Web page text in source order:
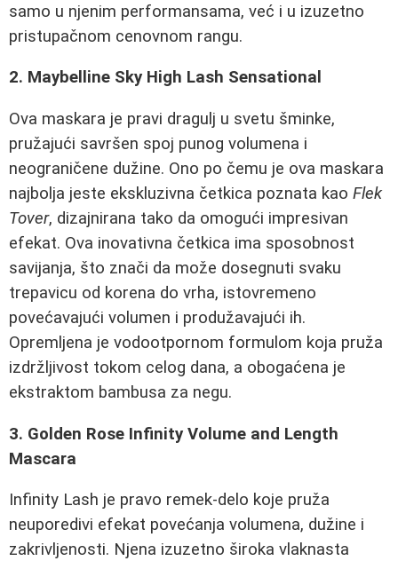
samo u njenim performansama, već i u izuzetno
pristupačnom cenovnom rangu.
2. Maybelline Sky High Lash Sensational
Ova maskara je pravi dragulj u svetu šminke,
pružajući savršen spoj punog volumena i
neograničene dužine. Ono po čemu je ova maskara
najbolja jeste ekskluzivna četkica poznata kao Flek
Tover, dizajnirana tako da omogući impresivan
efekat. Ova inovativna četkica ima sposobnost
savijanja, što znači da može dosegnuti svaku
trepavicu od korena do vrha, istovremeno
povećavajući volumen i produžavajući ih.
Opremljena je vodootpornom formulom koja pruža
izdržljivost tokom celog dana, a obogaćena je
ekstraktom bambusa za negu.
3. Golden Rose Infinity Volume and Length
Mascara
Infinity Lash je pravo remek-delo koje pruža
neuporedivi efekat povećanja volumena, dužine i
zakrivljenosti. Njena izuzetno široka vlaknasta